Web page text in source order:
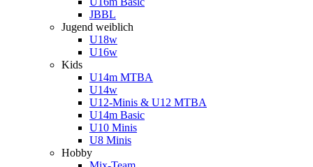
JBBL
Jugend weiblich
U18w
U16w
Kids
U14m MTBA
U14w
U12-Minis & U12 MTBA
U14m Basic
U10 Minis
U8 Minis
Hobby